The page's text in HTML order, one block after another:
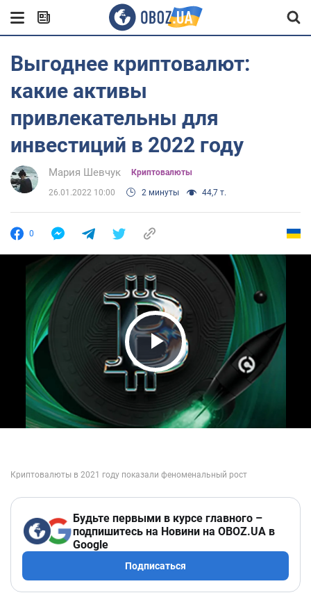
Выгоднее криптовалют:
какие активы
привлекательны для
инвестиций в 2022 году
Мария Шевчук Криптовалюты
26.01.2022 10:00 2 минуты 44,7 т.
0
Play Video
Будьте первыми в курсе главного –
подпишитесь на Новини на OBOZ.UA в
Google
Подписаться